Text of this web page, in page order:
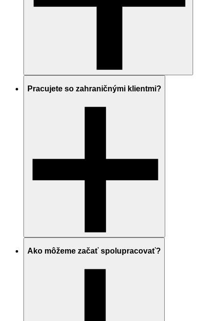
Pracujete so zahraničnými klientmi?
Ako môžeme začať spolupracovať?